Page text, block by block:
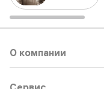
О компании